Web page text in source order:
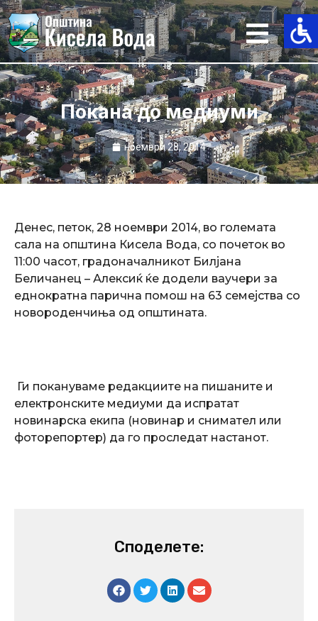
Skip
to
content
Покана до медиуми
ноември 28, 2014
Денес, петок, 28 ноември 2014, во големата
сала на општина Кисела Вода, со почеток во
11:00 часот, градоначалникот Билјана
Беличанец – Алексиќ ќе додели ваучери за
еднократна парична помош на 63 семејства со
новороденчиња од општината.
Ги покануваме редакциите на пишаните и
електронските медиуми да испратат
новинарска екипа (новинар и снимател или
фоторепортер) да го проследат настанот.
Споделете: